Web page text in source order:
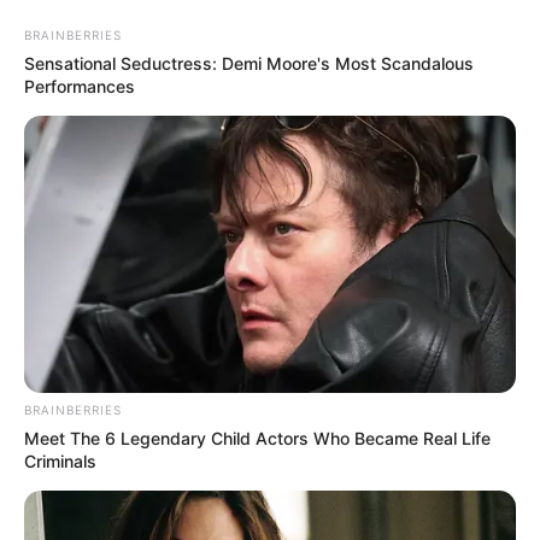
contenu
ASTRO CHANCE
Les Numéros Chance du Jour
KENO GEMEAUX
NUMEROS CHANCE
BRAINBERRIES
Sensational Seductress: Demi Moore's Most Scandalous
Performances
BRAINBERRIES
Meet The 6 Legendary Child Actors Who Became Real Life
Criminals